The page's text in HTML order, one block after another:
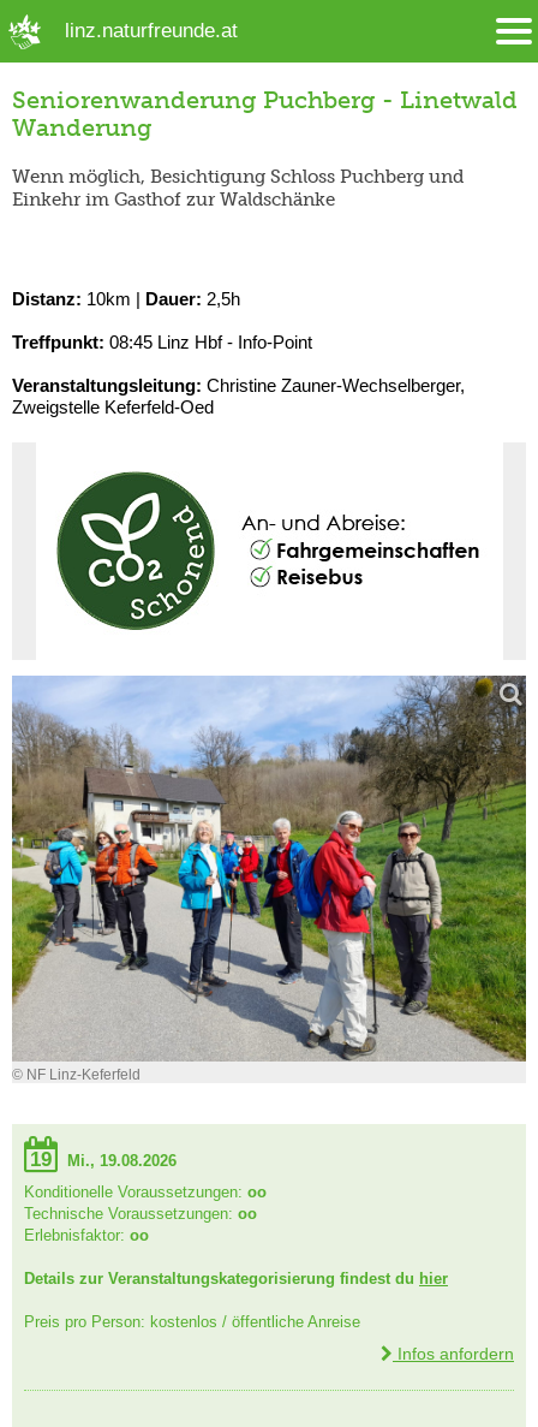
linz.naturfreunde.at
Seniorenwanderung Puchberg - Linetwald
Wanderung
Wenn möglich, Besichtigung Schloss Puchberg und
Einkehr im Gasthof zur Waldschänke
Distanz: 10km | Dauer: 2,5h
Treffpunkt: 08:45 Linz Hbf - Info-Point
Veranstaltungsleitung: Christine Zauner-Wechselberger,
Zweigstelle Keferfeld-Oed
© NF Linz-Keferfeld
19
Mi., 19.08.2026
Konditionelle Voraussetzungen: oo
Technische Voraussetzungen: oo
Erlebnisfaktor: oo
Details zur Veranstaltungskategorisierung findest du hier
Preis pro Person: kostenlos / öffentliche Anreise
Infos anfordern